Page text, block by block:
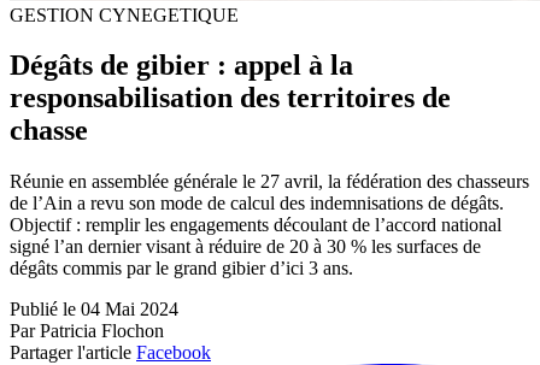
GESTION CYNEGETIQUE
Dégâts de gibier : appel à la
responsabilisation des territoires de
chasse
Réunie en assemblée générale le 27 avril, la fédération des chasseurs
de l’Ain a revu son mode de calcul des indemnisations de dégâts.
Objectif : remplir les engagements découlant de l’accord national
signé l’an dernier visant à réduire de 20 à 30 % les surfaces de
dégâts commis par le grand gibier d’ici 3 ans.
Publié le 04 Mai 2024
Par Patricia Flochon
Partager l'article Facebook